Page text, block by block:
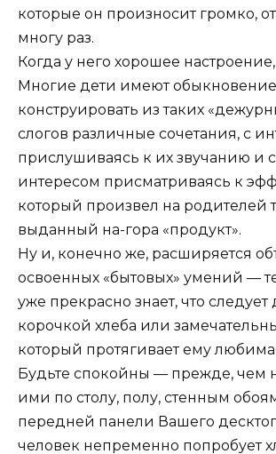
которые он произносит громко,
многу раз.
Когда у него хорошее
Многие дети имеют обыкновение
конструировать из таких
слогов различные сочетания, с
прислушиваясь к их звучанию и
интересом присматриваясь к
который произвел на родителей
выданный на-гора «продукт».
Ну и, конечно же, расширяется
освоенных «бытовых» умений —
уже прекрасно знает, что следует
корочкой хлеба или
который протягивает ему
Будьте спокойны — прежде, чем
ими по столу, полу, стенным
передней панели Вашего
человек непременно попробует